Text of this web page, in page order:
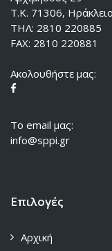
Τ.Κ. 71306,
ΤΗΛ: 2810 220885
FAX: 2810 220881
Ακολουθήστε μας:
To email μας:
info@sppi.gr
Επιλογές
Αρχική